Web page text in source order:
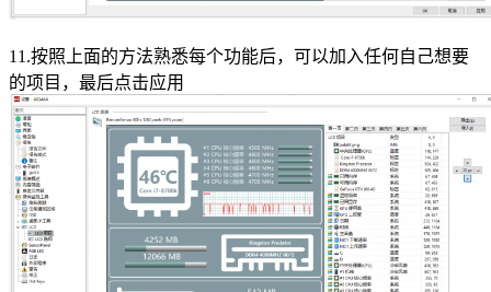
11.按照上面的方法熟悉每个功能后，可以加入任何自己想要
的项目，最后点击应用